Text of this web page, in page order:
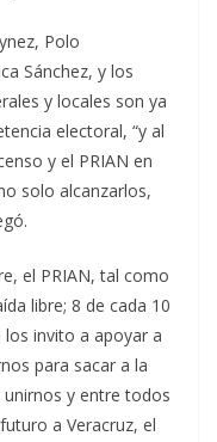
Polo
Sánchez, y los
y locales son ya
electoral, “y al
y el PRIAN en
solo alcanzarlos,
el PRIAN, tal como
libre; 8 de cada 10
invito a apoyar a
para sacar a la
y entre todos
a Veracruz, el